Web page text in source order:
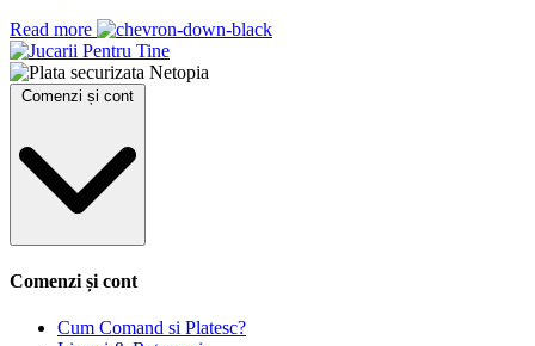
Read more
Comenzi și cont
Comenzi și cont
Cum Comand si Platesc?